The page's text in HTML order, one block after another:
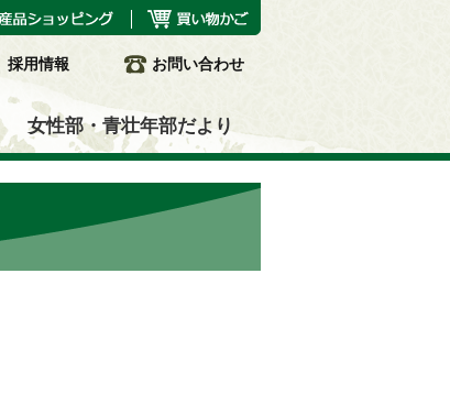
採用情報 お問い合わせ
女性部・青壮年部だより